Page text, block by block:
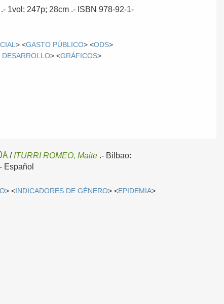
.- 1vol; 247p; 28cm .- ISBN 978-92-1-
> <GASTO PÚBLICO> <ODS>
DESARROLLO> <GRÁFICOS>
/ ITURRI ROMEO, Maite .- Bilbao:
Español
> < INDICADORES DE GÉNERO> <EPIDEMIA>